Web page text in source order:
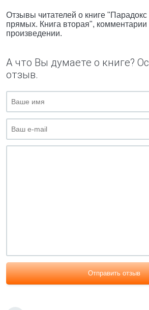
Отзывы читателей о книге
прямых. Книга вторая",
произведении.
А что Вы думаете о книге?
отзыв.
Отправить отзыв